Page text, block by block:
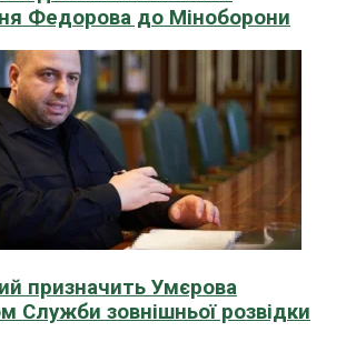
Федорова до Міноборони
призначить Умєрова
Служби зовнішньої розвідки